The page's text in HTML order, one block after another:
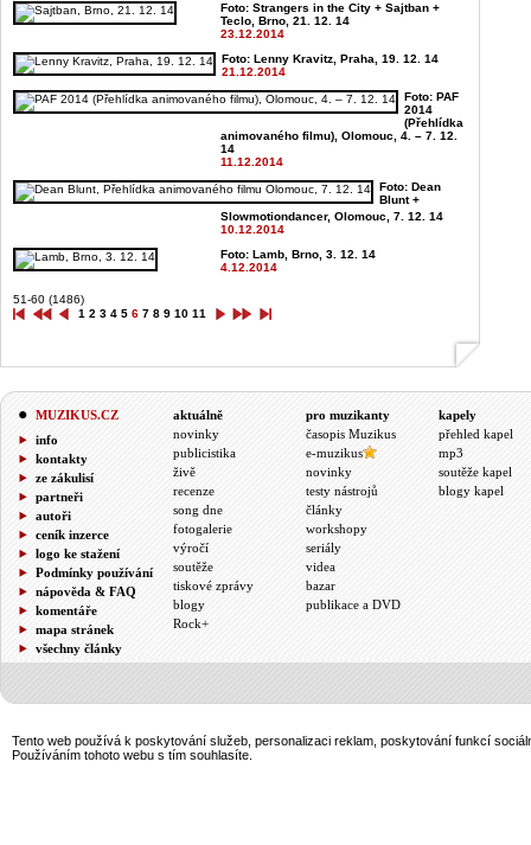
Foto: Strangers in the City + Sajtban +
Teclo, Brno, 21. 12. 14
23.12.2014
Foto: Lenny Kravitz, Praha, 19. 12. 14
21.12.2014
Foto: PAF
2014
(Přehlídka
animovaného filmu), Olomouc, 4. – 7. 12.
14
11.12.2014
Foto: Dean
Blunt +
Slowmotiondancer, Olomouc, 7. 12. 14
10.12.2014
Foto: Lamb, Brno, 3. 12. 14
4.12.2014
51-60 (1486)
1 2 3 4 5 6 7 8 9 10 11
MUZIKUS.CZ
info
kontakty
ze zákulisí
partneři
autoři
ceník inzerce
logo ke stažení
Podmínky používání
nápověda & FAQ
komentáře
mapa stránek
všechny články
aktuálně
novinky
publicistika
živě
recenze
song dne
fotogalerie
výročí
soutěže
tiskové zprávy
blogy
Rock+
pro muzikanty
časopis Muzikus
e-muzikus
novinky
testy nástrojů
články
workshopy
seriály
videa
bazar
publikace a DVD
kapely
přehled kapel
mp3
soutěže kapel
blogy kapel
Tento web používá k poskytování služeb, personalizaci reklam, poskytování funkcí
Používáním tohoto webu s tím souhlasíte.